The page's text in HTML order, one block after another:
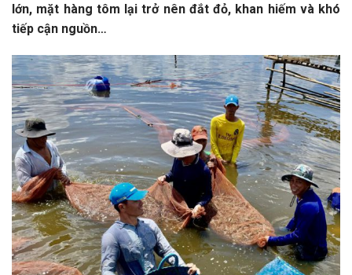
lớn, mặt hàng tôm lại trở nên đắt đỏ, khan hiếm và khó
tiếp cận nguồn…